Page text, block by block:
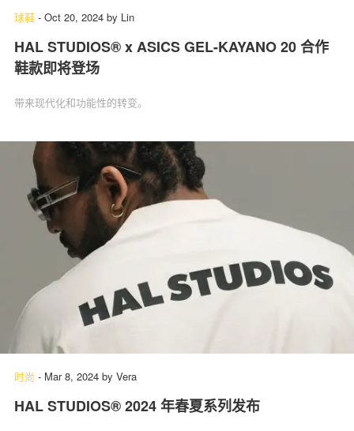
球鞋 - Oct 20, 2024 by Lin
HAL STUDIOS® x ASICS GEL-KAYANO 20 合作
鞋款即将登场
带来现代化和功能性的转变。
时尚 - Mar 8, 2024 by Vera
HAL STUDIOS® 2024 年春夏系列发布